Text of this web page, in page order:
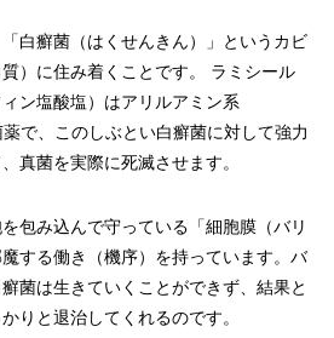
白癬菌（はくせんきん）」というカビ
）に住み着くことです。 ラミシール
ン塩酸塩）はアリルアミン系
薬で、このしぶとい白癬菌に対して強力
真菌を実際に死滅させます。
包み込んで守っている「細胞膜（バリ
する働き（機序）を持っています。バ
菌は生きていくことができず、結果と
りと退治してくれるのです。